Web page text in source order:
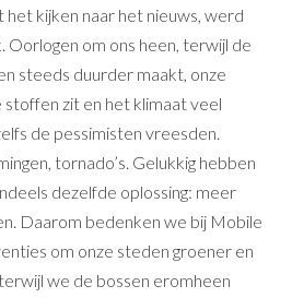
kijken naar het nieuws, werd
Oorlogen om ons heen, terwijl de
steeds duurder maakt, onze
stoffen zit en het klimaat veel
de pessimisten vreesden.
tornado’s. Gelukkig hebben
dezelfde oplossing: meer
Daarom bedenken we bij Mobile
om onze steden groener en
we de bossen eromheen